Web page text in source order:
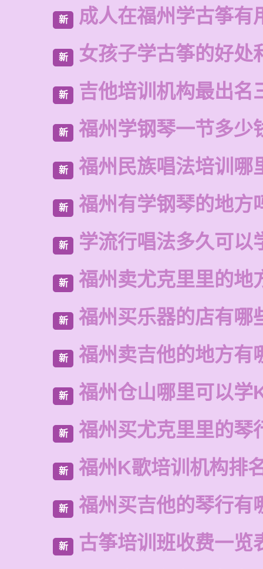
新 成人在福州学古筝有
新 女孩子学古筝的好处
新 吉他培训机构最出名
新 福州学钢琴一节多少
新 福州民族唱法培训哪
新 福州有学钢琴的地方
新 学流行唱法多久可以
新 福州卖尤克里里的地
新 福州买乐器的店有哪
新 福州卖吉他的地方有
新 福州仓山哪里可以学
新 福州买尤克里里的琴
新 福州K歌培训机构排
新 福州买吉他的琴行有
新 古筝培训班收费一览